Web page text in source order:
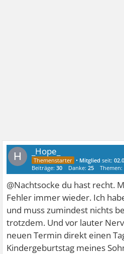
H _Hope_
• Mitglied seit:
Beiträge:30 Danke:25 Themen:
@Nachtsocke du hast recht.
Fehler immer wieder. Ich
und muss zumindest nichts
trotzdem. Und vor lauter
neuen Termin direkt einen
Kindergeburtstag meines